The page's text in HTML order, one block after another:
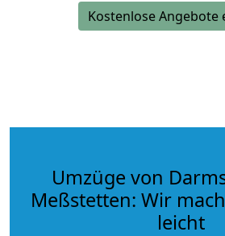
Kostenlose Angebote
Umzüge von
Meßstetten: Wir
leicht